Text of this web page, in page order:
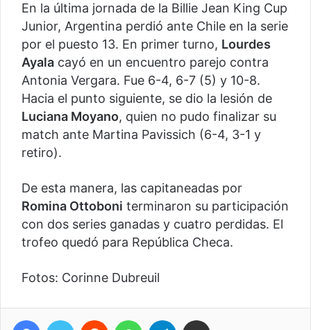
En la última jornada de la Billie Jean King Cup
Junior, Argentina perdió ante Chile en la serie
por el puesto 13. En primer turno, Lourdes
Ayala cayó en un encuentro parejo contra
Antonia Vergara. Fue 6-4, 6-7 (5) y 10-8.
Hacia el punto siguiente, se dio la lesión de
Luciana Moyano, quien no pudo finalizar su
match ante Martina Pavissich (6-4, 3-1 y
retiro).
De esta manera, las capitaneadas por
Romina Ottoboni terminaron su participación
con dos series ganadas y cuatro perdidas. El
trofeo quedó para República Checa.
Fotos: Corinne Dubreuil
Facebook
Twitter Reddit WhatsAppTelegram